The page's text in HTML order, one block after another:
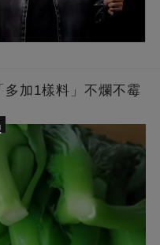
加1樣料」不爛不霉